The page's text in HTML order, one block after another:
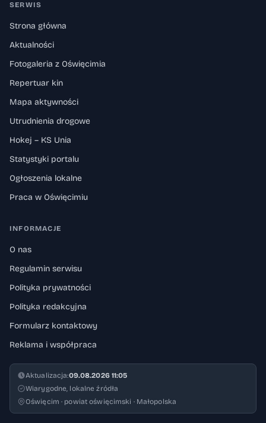
SERWIS
Strona główna
Aktualności
Fotogaleria z Oświęcimia
Repertuar kin
Mapa aktywności
Utrudnienia drogowe
Hokej – KS Unia
Statystyki portalu
Ogłoszenia lokalne
Praca w Oświęcimiu
INFORMACJE
O nas
Regulamin serwisu
Polityka prywatności
Polityka redakcyjna
Formularz kontaktowy
Reklama i współpraca
Aktualizacja:09.08.2026 11:05
Wiarygodne, lokalne źródła
Oświęcim · powiat oświęcimski · Małopolska